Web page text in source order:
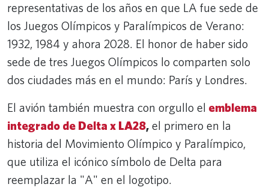
representativas de los años en que LA fue sede de
los Juegos Olímpicos y Paralímpicos de Verano:
1932, 1984 y ahora 2028. El honor de haber sido
sede de tres Juegos Olímpicos lo comparten solo
dos ciudades más en el mundo: París y Londres.
El avión también muestra con orgullo el emblema
integrado de Delta x LA28, el primero en la
historia del Movimiento Olímpico y Paralímpico,
que utiliza el icónico símbolo de Delta para
reemplazar la "A" en el logotipo.